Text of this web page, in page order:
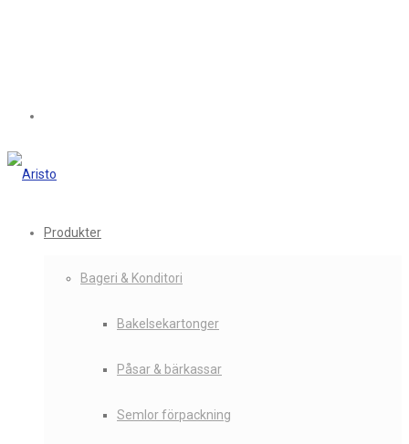
Produkter
Bageri & Konditori
Bakelsekartonger
Påsar & bärkassar
Semlor förpackning